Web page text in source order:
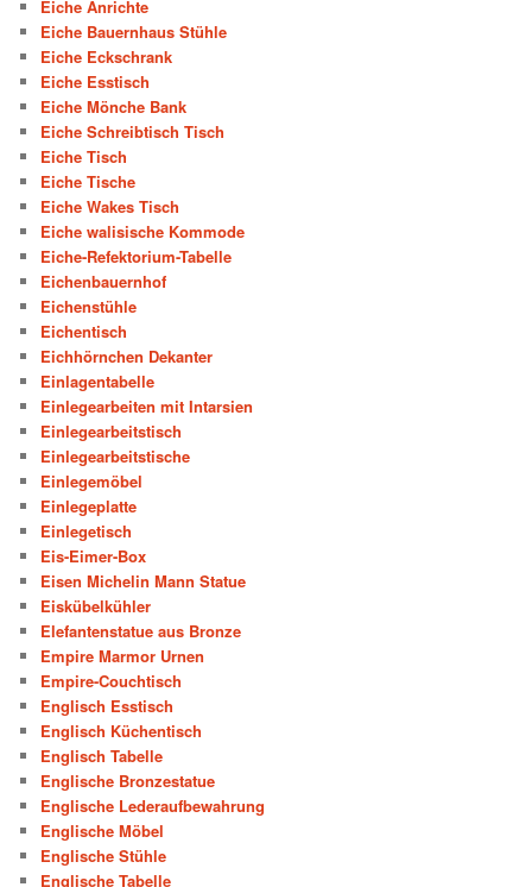
Eiche Anrichte
Eiche Bauernhaus Stühle
Eiche Eckschrank
Eiche Esstisch
Eiche Mönche Bank
Eiche Schreibtisch Tisch
Eiche Tisch
Eiche Tische
Eiche Wakes Tisch
Eiche walisische Kommode
Eiche-Refektorium-Tabelle
Eichenbauernhof
Eichenstühle
Eichentisch
Eichhörnchen Dekanter
Einlagentabelle
Einlegearbeiten mit Intarsien
Einlegearbeitstisch
Einlegearbeitstische
Einlegemöbel
Einlegeplatte
Einlegetisch
Eis-Eimer-Box
Eisen Michelin Mann Statue
Eiskübelkühler
Elefantenstatue aus Bronze
Empire Marmor Urnen
Empire-Couchtisch
Englisch Esstisch
Englisch Küchentisch
Englisch Tabelle
Englische Bronzestatue
Englische Lederaufbewahrung
Englische Möbel
Englische Stühle
Englische Tabelle